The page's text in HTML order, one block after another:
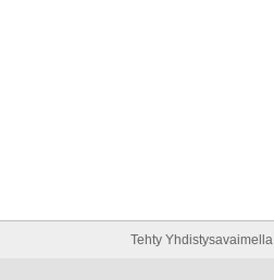
Tehty Yhdistysavaimella